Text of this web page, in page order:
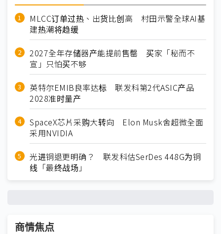
MLCC订单过热、出货比创高 村田示警全球AI基
建热潮将趋缓
2027全年存储器产能提前售罄 买家「秘而不
宣」只怕买不够
英特尔EMIB良率达标 联发科第2代ASIC产品
2028准时量产
SpaceX芯片采购大转向 Elon Musk舍超微全面
采用NVIDIA
光进铜退更明确？ 联发科估SerDes 448G为铜
线「最终战场」
商情焦点